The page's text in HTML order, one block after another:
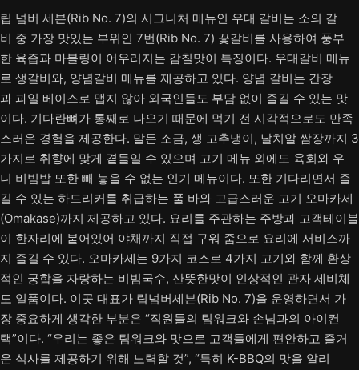
립 넘버 세븐(Rib No. 7)의 시그니처 메뉴인 우대 갈비는 소의 갈
비 중 가장 맛있는 부위인 7번(Rib No. 7) 꽃갈비를 사용하여 풍부
한 육즙과 마블링이 어우러지는 감칠맛이 특징이다. 우대갈비 메뉴
로 생갈비와, 양념갈비 메뉴를 제공하고 있다. 양념 갈비는 간장
과 과일 베이스로 맵지 않아 외국인들도 부담 없이 즐길 수 있는 맛
이다. 기다란뼈가 통째로 나오기 때문에 먹기 전 시각적으로도 만족
스러운 경험을 제공한다. 말돈 소금, 생 고추냉이, 날치알 쌈장까지 3
가지로 취향에 맞게 곁들일 수 있으며 고기 메뉴 외에도 육회와 우
니 비빔밥 또한 빼 놓을 수 없는 인기 메뉴이다. 또한 기다리면서 즐
길 수 있는 하드리커를 취급하는 풀 바와 고급스러운 고기 오마카세
(Omakase)까지 제공하고 있다. 요리를 주관하는 주방과 고객테이블
이 한자리에 붙어있어 야채까지 직접 구워 줌으로 요리에 서비스까
지 즐길 수 있다. 오마카세는 9가지 코스로 4가지 고기와 함께 환상
적인 궁합을 자랑하는 비빔국수, 산뜻한맛이 인상적인 관자 세비체
도 일품이다. 이곳 대표가 립넘버세븐(Rib No. 7)을 운영하면서 가
장 중요하게 생각한 부분은 “직원들의 팀워크와 손님과의 아이컨
택”이다. “우리는 좋은 팀워크와 맛으로 고객들에게 편안하고 즐거
운 식사를 제공하기 위해 노력할 것”, “특히 K-BBQ의 맛을 알리